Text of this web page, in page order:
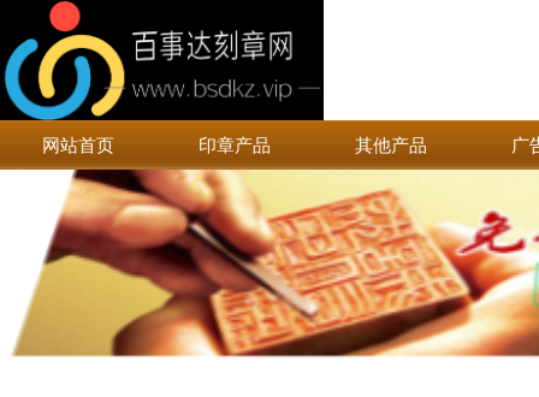
网站首页 印章产品 其他产品 广